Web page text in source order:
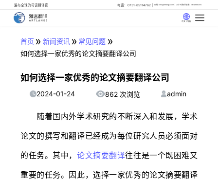
遍布全球的母语翻译官 电话：0731-85114762 邮箱: info@artlangs.com 24小时翻译管家: 18142666316
中文 (中国)
首页 » 新闻资讯» 常见问题 »
如何选择一家优秀的论文摘要翻译公司
如何选择一家优秀的论文摘要翻译公司
2024-01-24 862 次浏览 admin
随着国内外学术研究的不断深入和发展，学术
论文的撰写和翻译已经成为每位研究人员必须面对
的任务。其中， 论文摘要翻译往往是一个既困难又
重要的任务。因此，选择一家优秀的论文摘要翻译